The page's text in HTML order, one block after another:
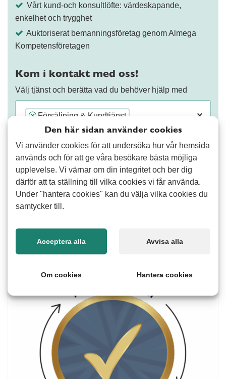
Vårt kund-och konsultlöfte: värdeskapande,
enkelhet och trygghet
Auktoriserat bemanningsföretag genom Almega
Kompetensföretagen
Kom i kontakt med oss!
Välj tjänst och berätta vad du behöver hjälp med
×
× Försäljning & Kundtjänst
Fortsätt
Den här sidan använder cookies
Vi använder cookies för att undersöka hur vår hemsida
används och för att ge våra besökare bästa möjliga
upplevelse. Vi värnar om din integritet och ber dig
därför att ta ställning till vilka cookies vi får använda.
Under "hantera cookies" kan du välja vilka cookies du
samtycker till.
Acceptera alla Avvisa alla
Om cookies Hantera cookies